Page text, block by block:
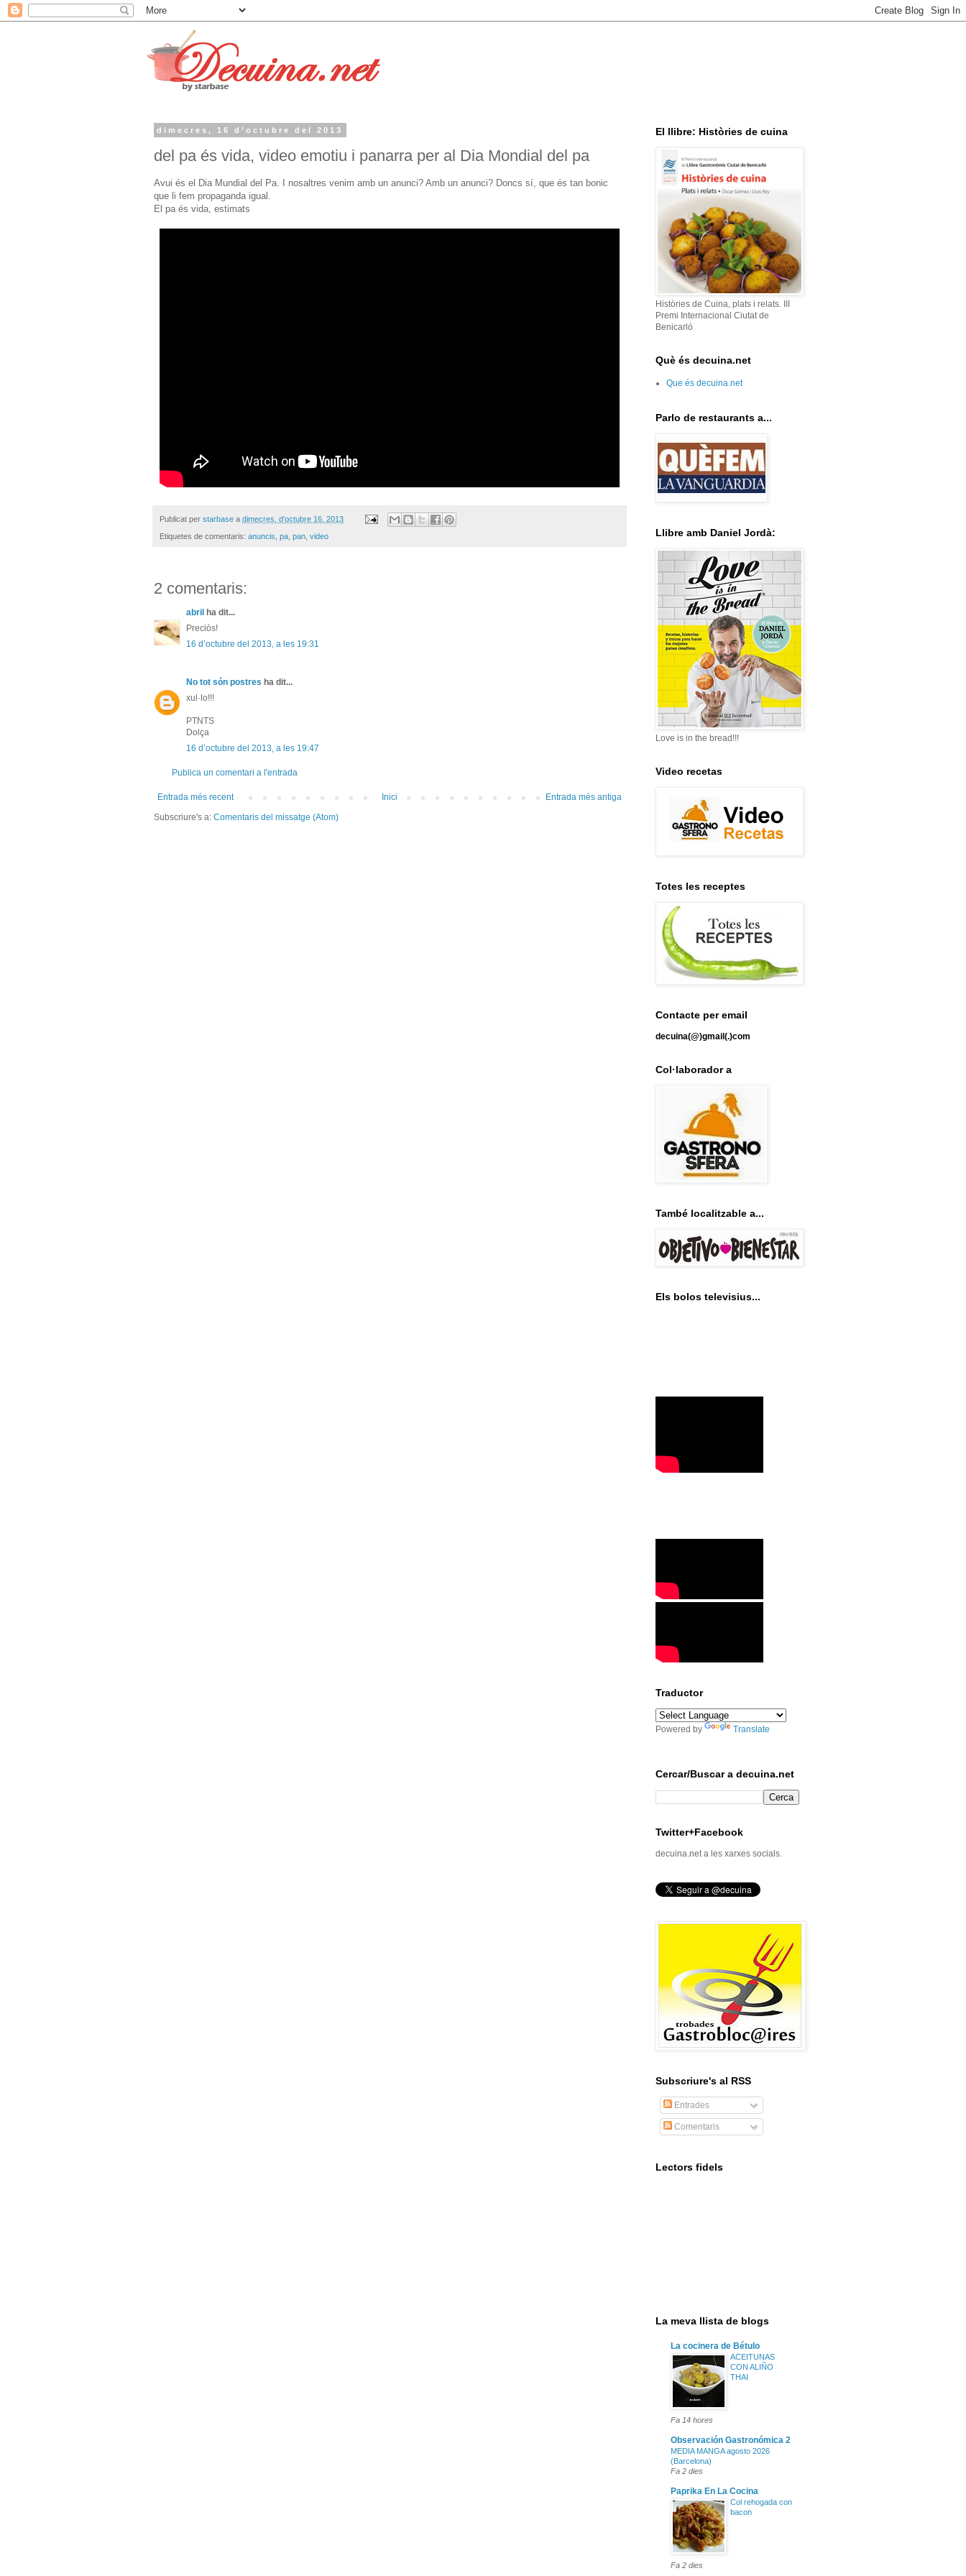
dimecres, 16 d’octubre del 2013
del pa és vida, video emotiu i panarra per al Dia Mondial del pa
Avui és el Dia Mundial del Pa. I nosaltres venim amb un anunci? Amb un anunci? Doncs sí, que és tan bonic
que li fem propaganda igual.
El pa és vida, estimats
Publicat per starbase a dimecres, d’octubre 16, 2013
Etiquetes de comentaris: anuncis pa pan video
2 comentaris:
abril ha dit...
Preciòs!
16 d’octubre del 2013, a les 19:31
No tot són postres ha dit...
xul·lo!!!
PTNTS
Dolça
16 d’octubre del 2013, a les 19:47
Publica un comentari a l'entrada
Entrada més recent Entrada més antiga
Inici
Subscriure's a: Comentaris del missatge (Atom)
El llibre: Històries de cuina
Històries de Cuina, plats i relats. III
Premi Internacional Ciutat de
Benicarló
Què és decuina.net
Que és decuina.net
Parlo de restaurants a...
Llibre amb Daniel Jordà:
Love is in the bread!!!
Video recetas
Totes les receptes
Contacte per email
decuina(@)gmail(.)com
Col·laborador a
També localitzable a...
Els bolos televisius...
Traductor
Powered by Translate
Cercar/Buscar a decuina.net
Twitter+Facebook
decuina.net a les xarxes socials.
Subscriure's al RSS
Entrades
Comentaris
Lectors fidels
La meva llista de blogs
La cocinera de Bétulo
ACEITUNAS
CON ALIÑO
THAI
Fa 14 hores
Observación Gastronómica 2
MEDIA MANGA agosto 2026
(Barcelona)
Fa 2 dies
Paprika En La Cocina
Col rehogada con
bacon
Fa 2 dies